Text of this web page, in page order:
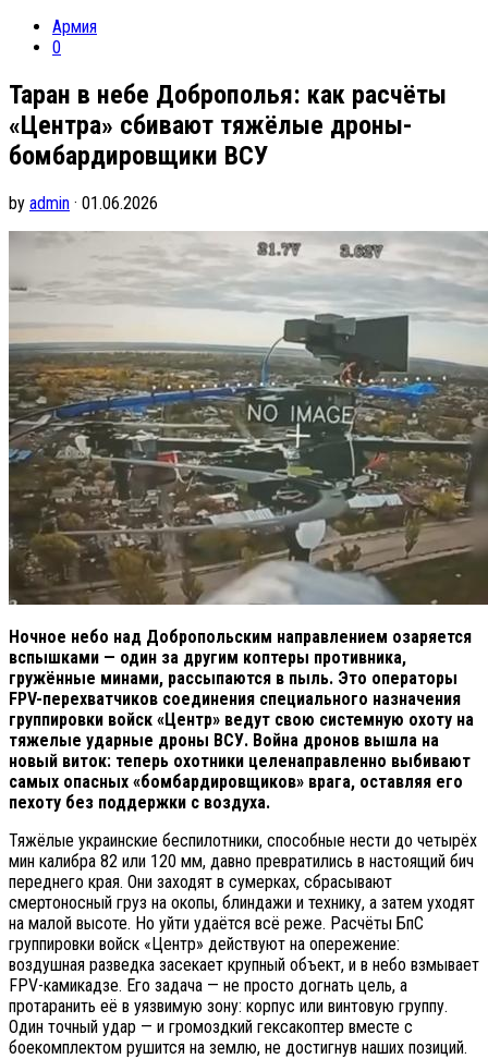
Армия
0
Таран в небе Доброполья: как расчёты
«Центра» сбивают тяжёлые дроны-
бомбардировщики ВСУ
by admin · 01.06.2026
Ночное небо над Добропольским направлением озаряется
вспышками — один за другим коптеры противника,
гружённые минами, рассыпаются в пыль. Это операторы
FPV-перехватчиков соединения специального назначения
группировки войск «Центр» ведут свою системную охоту на
тяжелые ударные дроны ВСУ. Война дронов вышла на
новый виток: теперь охотники целенаправленно выбивают
самых опасных «бомбардировщиков» врага, оставляя его
пехоту без поддержки с воздуха.
Тяжёлые украинские беспилотники, способные нести до четырёх
мин калибра 82 или 120 мм, давно превратились в настоящий бич
переднего края. Они заходят в сумерках, сбрасывают
смертоносный груз на окопы, блиндажи и технику, а затем уходят
на малой высоте. Но уйти удаётся всё реже. Расчёты БпС
группировки войск «Центр» действуют на опережение:
воздушная разведка засекает крупный объект, и в небо взмывает
FPV-камикадзе. Его задача — не просто догнать цель, а
протаранить её в уязвимую зону: корпус или винтовую группу.
Один точный удар — и громоздкий гексакоптер вместе с
боекомплектом рушится на землю, не достигнув наших позиций.